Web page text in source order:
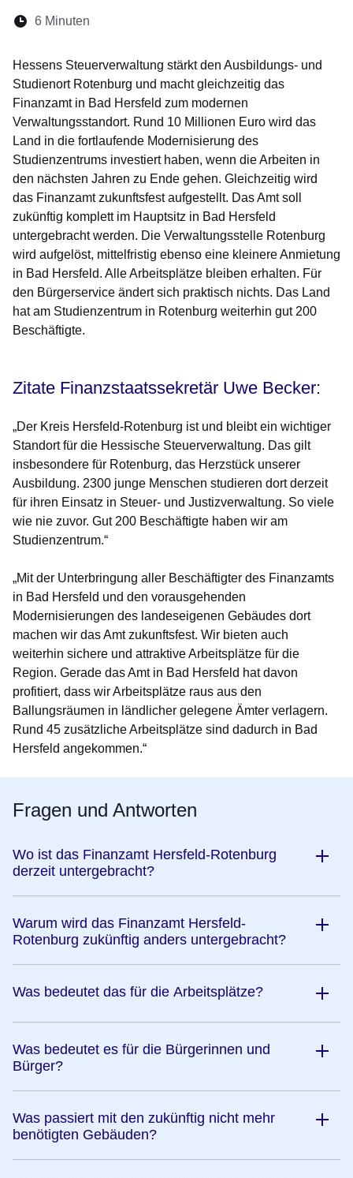
Lesedauer:
6 Minuten
Hessens Steuerverwaltung stärkt den Ausbildungs- und
Studienort Rotenburg und macht gleichzeitig das
Finanzamt in Bad Hersfeld zum modernen
Verwaltungsstandort. Rund 10 Millionen Euro wird das
Land in die fortlaufende Modernisierung des
Studienzentrums investiert haben, wenn die Arbeiten in
den nächsten Jahren zu Ende gehen. Gleichzeitig wird
das Finanzamt zukunftsfest aufgestellt. Das Amt soll
zukünftig komplett im Hauptsitz in Bad Hersfeld
untergebracht werden. Die Verwaltungsstelle Rotenburg
wird aufgelöst, mittelfristig ebenso eine kleinere Anmietung
in Bad Hersfeld. Alle Arbeitsplätze bleiben erhalten. Für
den Bürgerservice ändert sich praktisch nichts. Das Land
hat am Studienzentrum in Rotenburg weiterhin gut 200
Beschäftigte.
Zitate Finanzstaatssekretär Uwe Becker:
„Der Kreis Hersfeld-Rotenburg ist und bleibt ein wichtiger
Standort für die Hessische Steuerverwaltung. Das gilt
insbesondere für Rotenburg, das Herzstück unserer
Ausbildung. 2300 junge Menschen studieren dort derzeit
für ihren Einsatz in Steuer- und Justizverwaltung. So viele
wie nie zuvor. Gut 200 Beschäftigte haben wir am
Studienzentrum.“
„Mit der Unterbringung aller Beschäftigter des Finanzamts
in Bad Hersfeld und den vorausgehenden
Modernisierungen des landeseigenen Gebäudes dort
machen wir das Amt zukunftsfest. Wir bieten auch
weiterhin sichere und attraktive Arbeitsplätze für die
Region. Gerade das Amt in Bad Hersfeld hat davon
profitiert, dass wir Arbeitsplätze raus aus den
Ballungsräumen in ländlicher gelegene Ämter verlagern.
Rund 45 zusätzliche Arbeitsplätze sind dadurch in Bad
Hersfeld angekommen.“
Fragen und Antworten
Wo ist das Finanzamt Hersfeld-Rotenburg
derzeit untergebracht?
Warum wird das Finanzamt Hersfeld-
Rotenburg zukünftig anders untergebracht?
Was bedeutet das für die Arbeitsplätze?
Was bedeutet es für die Bürgerinnen und
Bürger?
Was passiert mit den zukünftig nicht mehr
benötigten Gebäuden?